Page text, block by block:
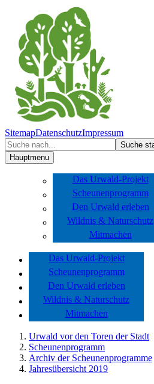
SitemapDatenschutzImpressum
Hauptmenu
Das Urwald-Projekt
Scheunenprogramm
Den Urwald erleben
Wildnis & Naturschutz
Mitmachen
Das Urwald-Projekt
Scheunenprogramm
Den Urwald erleben
Wildnis & Naturschutz
Mitmachen
Urwald vor den Toren der Stadt
Scheunenprogramm
Archiv der Scheunenprogramme
Jahresübersicht 2019